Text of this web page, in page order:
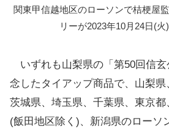
関東甲信越地区のローソンで桔梗屋
リーが2023年10月24日(火
いずれも山梨県の「第50回信
念したタイアップ商品で、山梨県
茨城県、埼玉県、千葉県、東京
(飯田地区除く)、新潟県のローソ